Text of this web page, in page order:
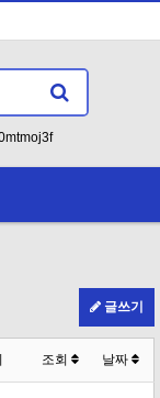
글쓰기
조회 날짜